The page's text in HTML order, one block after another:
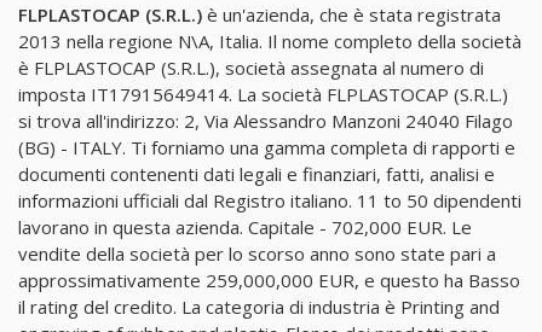
FLPLASTOCAP (S.R.L.) è un'azienda, che è stata registrata
2013 nella regione N\A, Italia. Il nome completo della società
è FLPLASTOCAP (S.R.L.), società assegnata al numero di
imposta IT17915649414. La società FLPLASTOCAP (S.R.L.)
si trova all'indirizzo: 2, Via Alessandro Manzoni 24040 Filago
(BG) - ITALY. Ti forniamo una gamma completa di rapporti e
documenti contenenti dati legali e finanziari, fatti, analisi e
informazioni ufficiali dal Registro italiano. 11 to 50 dipendenti
lavorano in questa azienda. Capitale - 702,000 EUR. Le
vendite della società per lo scorso anno sono state pari a
approssimativamente 259,000,000 EUR, e questo ha Basso
il rating del credito. La categoria di industria è Printing and